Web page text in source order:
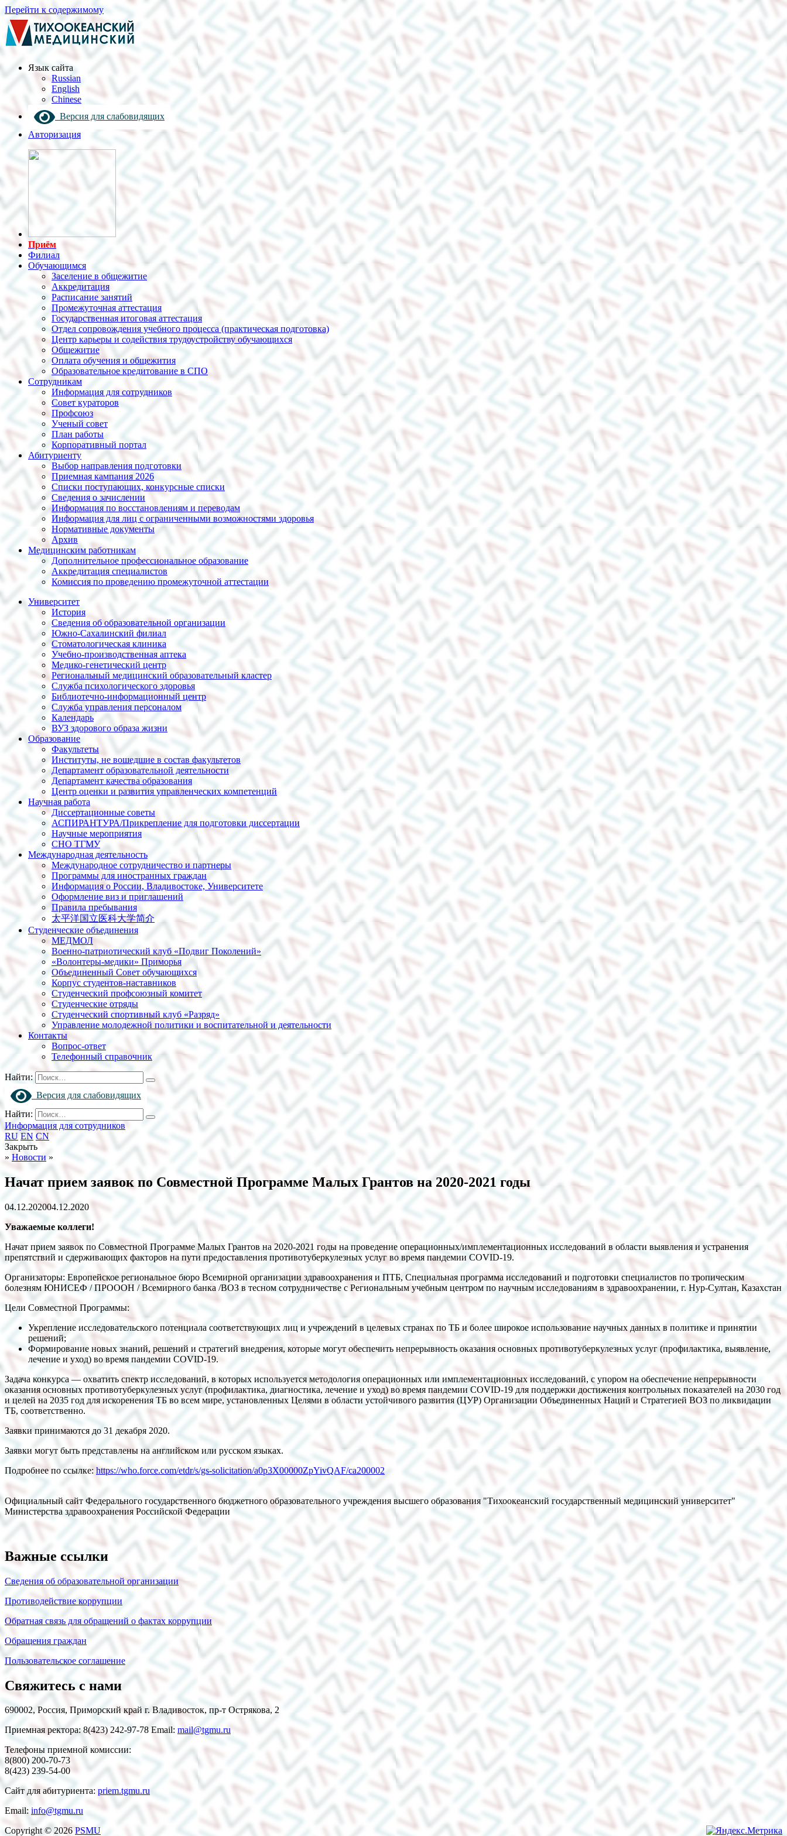
Перейти к содержимому
Язык cайта
Russian
English
Chinese
Версия для слабовидящих
Авторизация
Приём
Филиал
Обучающимся
Заселение в общежитие
Аккредитация
Расписание занятий
Промежуточная аттестация
Государственная итоговая аттестация
Отдел сопровождения учебного процесса (практическая подготовка)
Центр карьеры и содействия трудоустройству обучающихся
Общежитие
Оплата обучения и общежития
Образовательное кредитование в СПО
Сотрудникам
Информация для сотрудников
Совет кураторов
Профсоюз
Ученый совет
План работы
Корпоративный портал
Абитуриенту
Выбор направления подготовки
Приемная кампания 2026
Списки поступающих, конкурсные списки
Сведения о зачислении
Информация по восстановлениям и переводам
Информация для лиц с ограниченными возможностями здоровья
Нормативные документы
Архив
Медицинским работникам
Дополнительное профессиональное образование
Аккредитация специалистов
Комиссия по проведению промежуточной аттестации
Университет
История
Сведения об образовательной организации
Южно-Сахалинский филиал
Стоматологическая клиника
Учебно-производственная аптека
Медико-генетический центр
Региональный медицинский образовательный кластер
Служба психологического здоровья
Библиотечно-информационный центр
Служба управления персоналом
Календарь
ВУЗ здорового образа жизни
Образование
Факультеты
Институты, не вошедшие в состав факультетов
Департамент образовательной деятельности
Департамент качества образования
Центр оценки и развития управленческих компетенций
Научная работа
Диссертационные советы
АСПИРАНТУРА/Прикрепление для подготовки диссертации
Научные мероприятия
СНО ТГМУ
Международная деятельность
Международное сотрудничество и партнеры
Программы для иностранных граждан
Информация о России, Владивостоке, Университете
Оформление виз и приглашений
Правила пребывания
太平洋国立医科大学简介
Студенческие объединения
МЕДМОЛ
Военно-патриотический клуб «Подвиг Поколений»
«Волонтеры-медики» Приморья
Объединенный Совет обучающихся
Корпус студентов-наставников
Студенческий профсоюзный комитет
Студенческие отряды
Студенческий спортивный клуб «Разряд»
Управление молодежной политики и воспитательной и деятельности
Контакты
Вопрос-ответ
Телефонный справочник
Найти:
Версия для слабовидящих
Найти:
Информация для сотрудников
RU EN CN
Закрыть
» Новости »
Начат прием заявок по Совместной Программе Малых Грантов на 2020-2021 годы
04.12.202004.12.2020
Уважаемые коллеги!
Начат прием заявок по Совместной Программе Малых Грантов на 2020-2021 годы на проведение операционных/имплементационных исследований в области выявления и устранения
препятствий и сдерживающих факторов на пути предоставления противотуберкулезных услуг во время пандемии COVID-19.
Организаторы: Европейское региональное бюро Всемирной организации здравоохранения и ПТБ, Специальная программа исследований и подготовки специалистов по тропическим
болезням ЮНИСЕФ / ПРОООН / Всемирного банка /ВОЗ в тесном сотрудничестве с Региональным учебным центром по научным исследованиям в здравоохранении, г. Нур-Султан, Казахстан
Цели Совместной Программы:
Укрепление исследовательского потенциала соответствующих лиц и учреждений в целевых странах по ТБ и более широкое использование научных данных в политике и принятии
решений;
Формирование новых знаний, решений и стратегий внедрения, которые могут обеспечить непрерывность оказания основных противотуберкулезных услуг (профилактика, выявление,
лечение и уход) во время пандемии COVID-19.
Задача конкурса — охватить спектр исследований, в которых используется методология операционных или имплементационных исследований, с упором на обеспечение непрерывности
оказания основных противотуберкулезных услуг (профилактика, диагностика, лечение и уход) во время пандемии COVID-19 для поддержки достижения контрольных показателей на 2030 год
и целей на 2035 год для искоренения ТБ во всем мире, установленных Целями в области устойчивого развития (ЦУР) Организации Объединенных Наций и Стратегией ВОЗ по ликвидации
ТБ, соответственно.
Заявки принимаются до 31 декабря 2020.
Заявки могут быть представлены на английском или русском языках.
Подробнее по ссылке: https://who.force.com/etdr/s/gs-solicitation/a0p3X00000ZpYivQAF/ca200002
Официальный сайт Федерального государственного бюджетного образовательного учреждения высшего образования "Тихоокеанский государственный медицинский университет"
Министерства здравоохранения Российской Федерации
Важные ссылки
Сведения об образовательной организации
Противодействие коррупции
Обратная связь для обращений о фактах коррупции
Обращения граждан
Пользовательское соглашение
Свяжитесь с нами
690002, Россия, Приморский край г. Владивосток, пр-т Острякова, 2
Приемная ректора: 8(423) 242-97-78 Email: mail@tgmu.ru
Телефоны приемной комиссии:
8(800) 200-70-73
8(423) 239-54-00
Сайт для абитуриента: priem.tgmu.ru
Email: info@tgmu.ru
Copyright © 2026 PSMU